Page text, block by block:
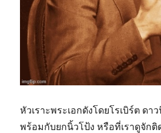
หัวเราะพระเอกดังโดยโรเบิร์ต ดา
พร้อมกับยกนิ้วโป้ง หรือที่เราดูจัก